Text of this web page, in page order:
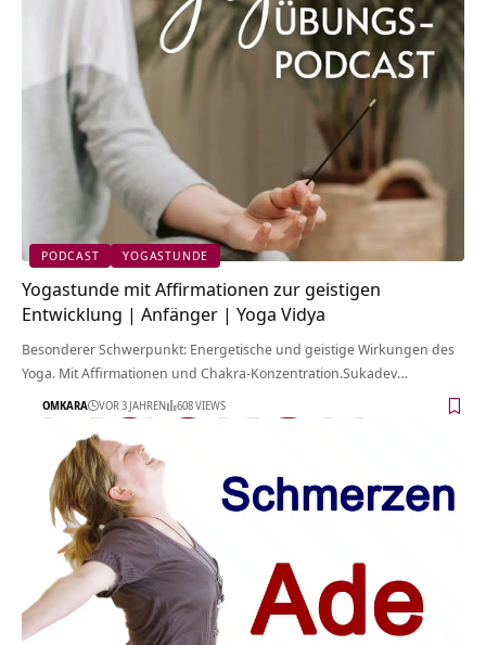
PODCAST YOGASTUNDE
Yogastunde mit Affirmationen zur geistigen
Entwicklung | Anfänger | Yoga Vidya
Besonderer Schwerpunkt: Energetische und geistige Wirkungen des
Yoga. Mit Affirmationen und Chakra-Konzentration.Sukadev…
OMKARA VOR 3 JAHREN 608 VIEWS